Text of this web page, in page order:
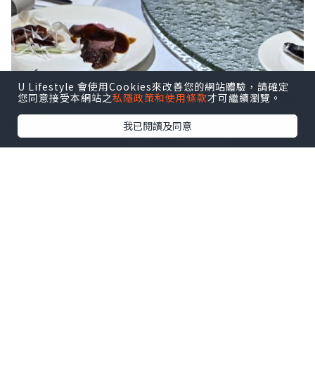
U Lifestyle 會使用Cookies來改善您的網站體驗，請確定
您同意接受本網站之私隱政策和使用條款才可繼續瀏覽。
我已閱讀及同意